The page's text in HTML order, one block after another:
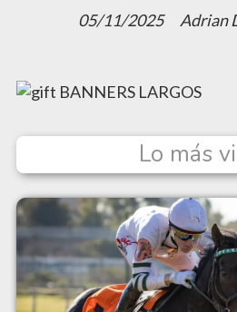
Adrian
05/11/2025
Lo más